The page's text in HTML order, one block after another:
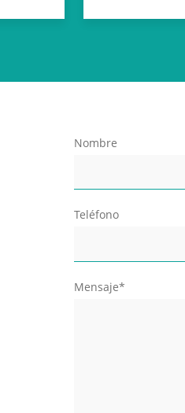
Nombre
Teléfono
Mensaje*